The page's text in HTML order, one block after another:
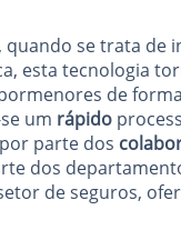
se trata de
esta tecnologia
de
um rápido
por parte dos
dos
de seguros,